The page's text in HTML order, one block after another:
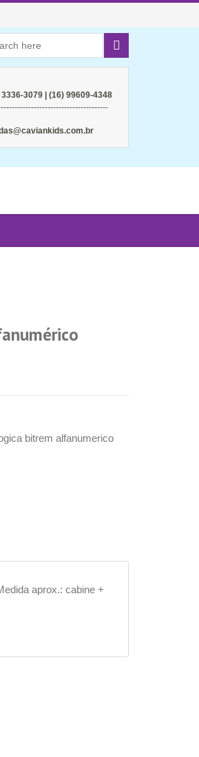
3079 | (16) 99609-4348
bitrem alfanumerico
aprox.: cabine +